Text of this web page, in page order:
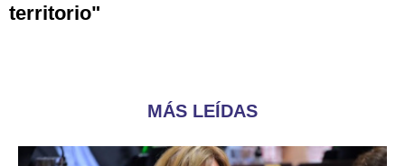
territorio"
MÁS LEÍDAS